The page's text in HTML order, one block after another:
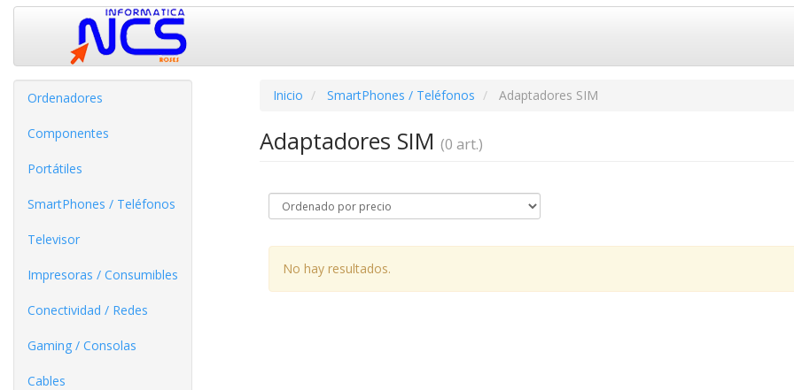
Ordenadores
Componentes
Portátiles
SmartPhones / Teléfonos
Televisor
Impresoras / Consumibles
Conectividad / Redes
Gaming / Consolas
Cables
Inicio SmartPhones / Teléfonos Adaptadores SIM
Adaptadores SIM (0 art.)
No hay resultados.